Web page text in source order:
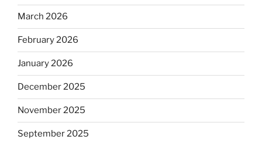
March 2026
February 2026
January 2026
December 2025
November 2025
September 2025